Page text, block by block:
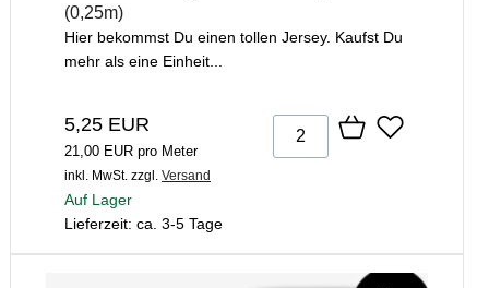
(0,25m)
Hier bekommst Du einen tollen Jersey. Kaufst Du
mehr als eine Einheit...
5,25 EUR
21,00 EUR pro Meter
inkl. MwSt. zzgl. Versand
Auf Lager
Lieferzeit: ca. 3-5 Tage